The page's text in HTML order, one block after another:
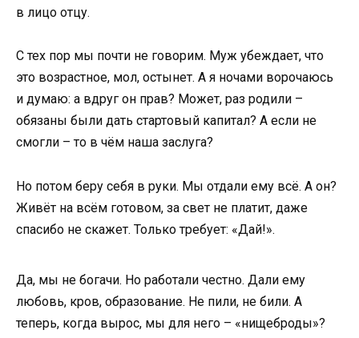
в лицо отцу.
С тех пор мы почти не говорим. Муж убеждает, что
это возрастное, мол, остынет. А я ночами ворочаюсь
и думаю: а вдруг он прав? Может, раз родили –
обязаны были дать стартовый капитал? А если не
смогли – то в чём наша заслуга?
Но потом беру себя в руки. Мы отдали ему всё. А он?
Живёт на всём готовом, за свет не платит, даже
спасибо не скажет. Только требует: «Дай!».
Да, мы не богачи. Но работали честно. Дали ему
любовь, кров, образование. Не пили, не били. А
теперь, когда вырос, мы для него – «нищеброды»?